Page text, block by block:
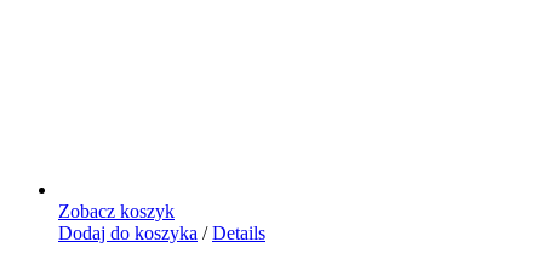
Zobacz koszyk
Dodaj do koszyka / Details